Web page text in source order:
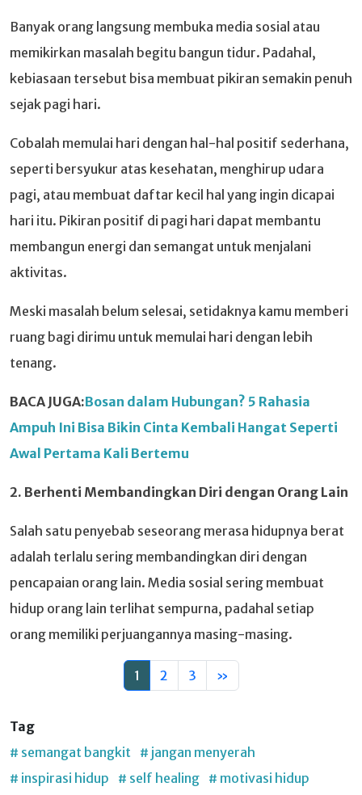
Banyak orang langsung membuka media sosial atau
memikirkan masalah begitu bangun tidur. Padahal,
kebiasaan tersebut bisa membuat pikiran semakin penuh
sejak pagi hari.
Cobalah memulai hari dengan hal-hal positif sederhana,
seperti bersyukur atas kesehatan, menghirup udara
pagi, atau membuat daftar kecil hal yang ingin dicapai
hari itu. Pikiran positif di pagi hari dapat membantu
membangun energi dan semangat untuk menjalani
aktivitas.
Meski masalah belum selesai, setidaknya kamu memberi
ruang bagi dirimu untuk memulai hari dengan lebih
tenang.
BACA JUGA:Bosan dalam Hubungan? 5 Rahasia
Ampuh Ini Bisa Bikin Cinta Kembali Hangat Seperti
Awal Pertama Kali Bertemu
2. Berhenti Membandingkan Diri dengan Orang Lain
Salah satu penyebab seseorang merasa hidupnya berat
adalah terlalu sering membandingkan diri dengan
pencapaian orang lain. Media sosial sering membuat
hidup orang lain terlihat sempurna, padahal setiap
orang memiliki perjuangannya masing-masing.
1 2 3 »
Tag
# semangat bangkit
# jangan menyerah
# inspirasi hidup
# self healing # motivasi hidup